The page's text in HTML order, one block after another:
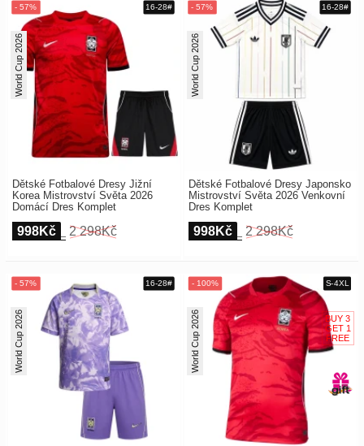
Dětské Fotbalové Dresy Jižní
Korea Mistrovství Světa 2026
Domácí Dres Komplet
World Cup 2026
998Kč 2 298Kč
Dětské Fotbalové Dresy Japonsko
Mistrovství Světa 2026 Venkovní
Dres Komplet
World Cup 2026
998Kč 2 298Kč
World Cup 2026 World Cup 2026